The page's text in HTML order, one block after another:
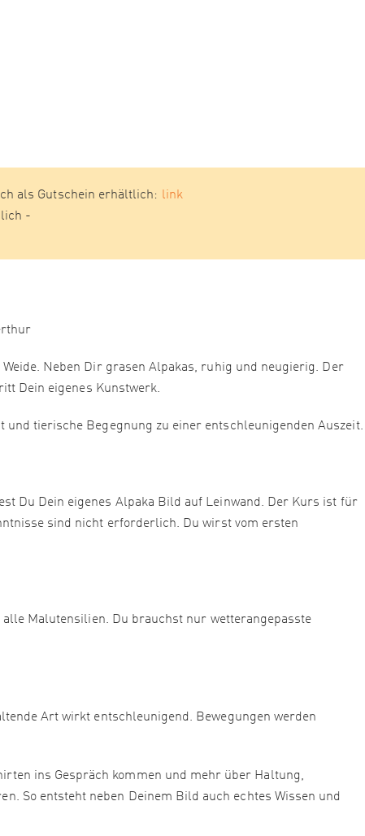
als Gutschein erhältlich: link
-
Neben Dir grasen Alpakas, ruhig und neugierig. Der
Dein eigenes Kunstwerk.
tierische Begegnung zu einer entschleunigenden Auszeit.
Du Dein eigenes Alpaka Bild auf Leinwand. Der Kurs ist für
sind nicht erforderlich. Du wirst vom ersten
Malutensilien. Du brauchst nur wetterangepasste
Art wirkt entschleunigend. Bewegungen werden
ins Gespräch kommen und mehr über Haltung,
So entsteht neben Deinem Bild auch echtes Wissen und